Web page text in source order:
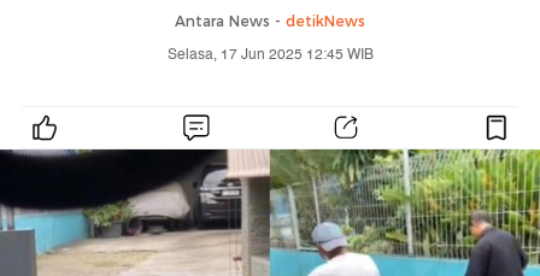
Antara News - detikNews
Selasa, 17 Jun 2025 12:45 WIB